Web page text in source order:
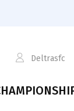
Deltrasfc